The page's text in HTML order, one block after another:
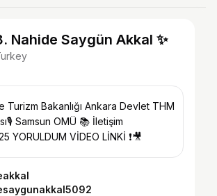
Nahide Saygün Akkal ✨
Ankara Devlet THM
Samsun OMÜ 📚 İletişim
:05335951825 YORULDUM VİDEO LİNKİ ❗️🎥